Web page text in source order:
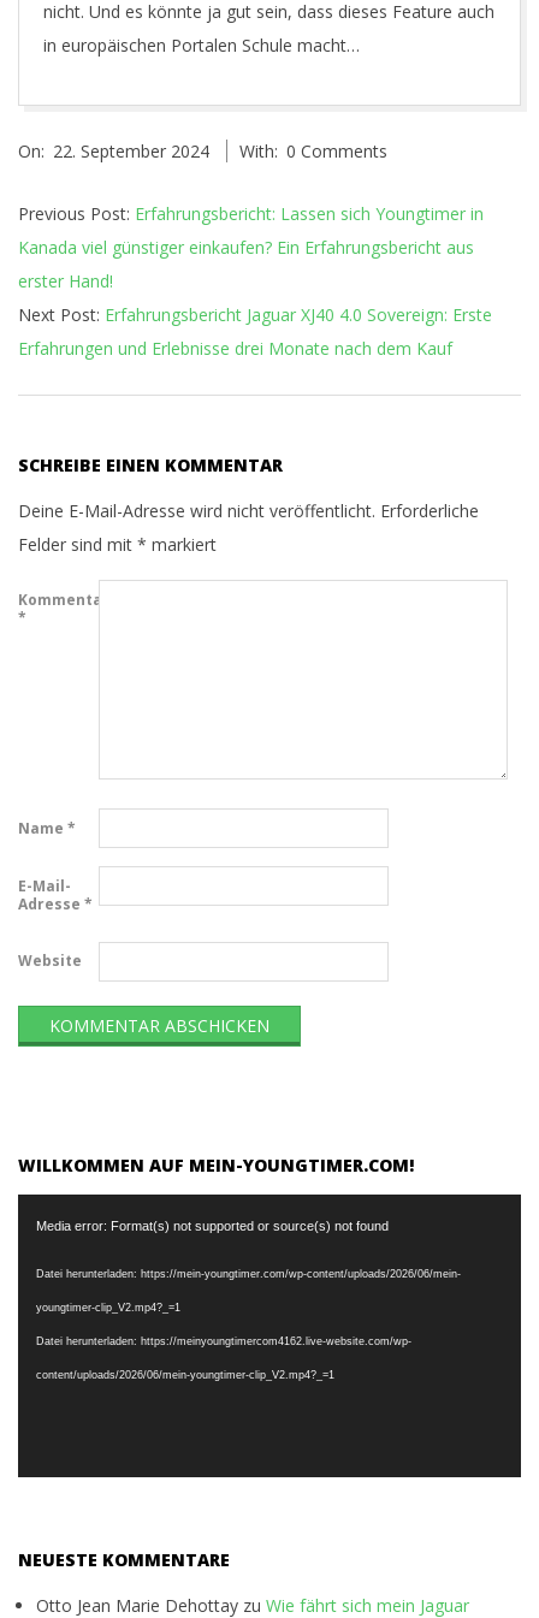
nicht. Und es könnte ja gut sein, dass dieses Feature auch
in europäischen Portalen Schule macht…
09-
On: 22. September 2024 With: 0 Comments
Previous Post: Erfahrungsbericht: Lassen sich Youngtimer in
Kanada viel günstiger einkaufen? Ein Erfahrungsbericht aus
erster Hand!
Next Post: Erfahrungsbericht Jaguar XJ40 4.0 Sovereign: Erste
Erfahrungen und Erlebnisse drei Monate nach dem Kauf
SCHREIBE EINEN KOMMENTAR
Deine E-Mail-Adresse wird nicht veröffentlicht. Erforderliche
Felder sind mit * markiert
Kommentar
*
Name *
E-Mail-
Adresse *
Website
WILLKOMMEN AUF MEIN-YOUNGTIMER.COM!
Media error: Format(s) not supported or source(s) not found
Datei herunterladen: https://mein-youngtimer.com/wp-content/uploads/2026/06/mein-
youngtimer-clip_V2.mp4?_=1
Datei herunterladen: https://meinyoungtimercom4162.live-website.com/wp-
content/uploads/2026/06/mein-youngtimer-clip_V2.mp4?_=1
NEUESTE KOMMENTARE
Otto Jean Marie Dehottay zu Wie fährt sich mein Jaguar